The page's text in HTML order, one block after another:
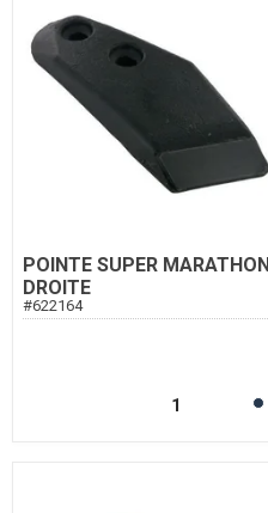
POINTE SUPER MARATHON
DROITE
#622164